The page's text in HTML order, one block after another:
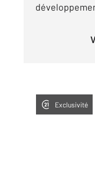
Exclusivité